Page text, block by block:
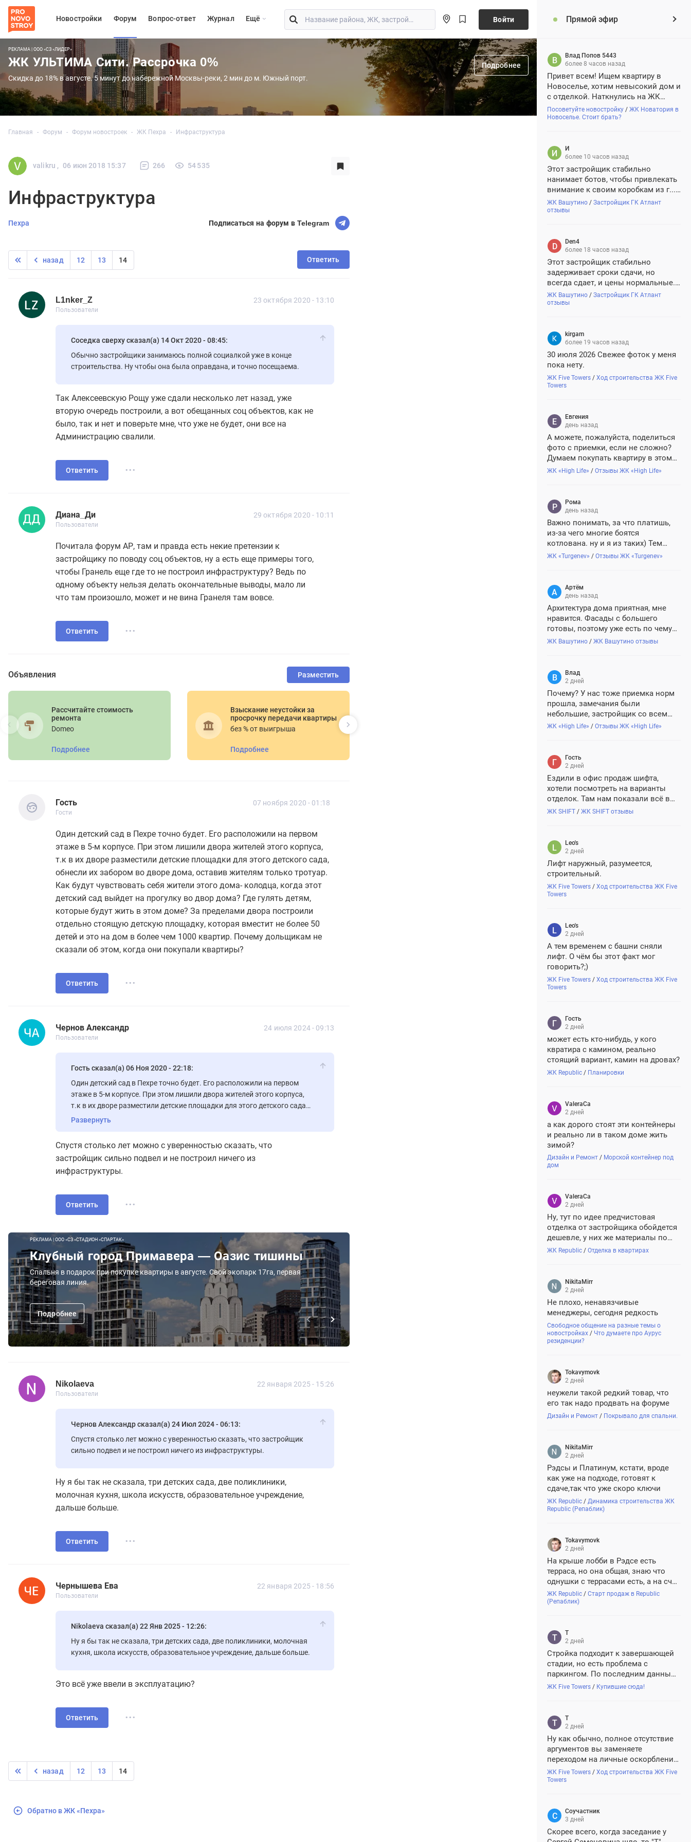
Прямой эфир
Влад Попов 5443
более 8 часов назад
Привет всем! Ищем квартиру в
Новоселье, хотим невысокий дом и
с отделкой. Наткнулись на ЖК
Новатория. Проект симпатичный,
кирпич-монолит, но смущает, что
Как у них со сроками, строят...
Посоветуйте новостройку / ЖК Новатория в
Новоселье. Стоит брать?
И
И
более 10 часов назад
Этот застройщик стабильно
нанимает ботов, чтобы привлекать
внимание к своим коробкам из г...
и палок. Осторожно, не ведитесь
ЖК Вашутино / Застройщик ГК Атлант
отзывы
Den4
более 18 часов назад
Этот застройщик стабильно
задерживает сроки сдачи, но
всегда сдает, и цены нормальные.
Плюс аккредитован во всех
крупных банках. Думаю, все будет
ЖК Вашутино / Застройщик ГК Атлант
отзывы
kirgam
более 19 часов назад
30 июля 2026 Свежее фоток у меня
пока нету.
ЖК Five Towers / Ход строительства ЖК Five
Towers
Евгения
день назад
А можете, пожалуйста, поделиться
фото с приемки, если не сложно?
Думаем покупать квартиру в этом
жк, хочется понимать, с чем
ЖК «High Life» / Отзывы ЖК «High Life»
Рома
день назад
Важно понимать, за что платишь,
из-за чего многие боятся
котлована. ну и я из таких) Тем
более когда за ту же стоимость
что квартиры с отделкой уже
готовые, качественные
натуральные...
ЖК «Turgenev» / Отзывы ЖК «Turgenev»
Артём
день назад
Архитектура дома приятная, мне
нравится. Фасады с большего
готовы, поэтому уже есть по чему
судить. Надеюсь, застройщик не
рендерах все выглядит дорого.
ЖК Вашутино / ЖК Вашутино отзывы
Влад
2 дней
Почему? У нас тоже приемка норм
прошла, замечания были
небольшие, застройщик со всем
согласился. Качество нормальное.
пользователь, странно))
ЖК «High Life» / Отзывы ЖК «High Life»
Гость
2 дней
Ездили в офис продаж шифта,
хотели посмотреть на варианты
отделок. Там нам показали всё в
виртуальном формате, но мы всё
черновом взять. Потом ремонт
сами сделаем, по своему вкусу.
ЖК SHIFT / ЖК SHIFT отзывы
Leo's
2 дней
Лифт наружный, разумеется,
строительный.
ЖК Five Towers / Ход строительства ЖК Five
Towers
Leo's
2 дней
А тем временем с башни сняли
лифт. О чём бы этот факт мог
говорить?;)
ЖК Five Towers / Ход строительства ЖК Five
Towers
Гость
2 дней
может есть кто-нибудь, у кого
квратира с камином, реально
стоящий вариант, камин на дровах?
ЖК Republic / Планировки
ValeraCa
2 дней
а как дорого стоят эти контейнеры
и реально ли в таком доме жить
зимой?
Дизайн и Ремонт / Морской контейнер под
дом
ValeraCa
2 дней
Ну, тут по идее предчистовая
отделка от застройщика обойдется
дешевле, у них же материалы по
оптовым ценам. А при найме
ЖК Republic / Отделка в квартирах
NikitaMirr
2 дней
Не плохо, ненавязчивые
менеджеры, сегодня редкость
Свободное общение на разные темы о
новостройках / Что думаете про Аурус
резиденции?
Tokavymovk
2 дней
неужели такой редкий товар, что
его так надо продвать на форуме
Дизайн и Ремонт / Покрывало для спальни.
NikitaMirr
2 дней
Рэдсы и Платинум, кстати, вроде
как уже на подходе, готовят к
сдаче,так что уже скоро ключи
ЖК Republic / Динамика строительства ЖК
Republic (Репаблик)
Tokavymovk
2 дней
На крыше лобби в Рэдсе есть
терраса, но она общая, знаю что
однушки с террасами есть, а на счет
студий не знаю.
ЖК Republic / Старт продаж в Republic
(Репаблик)
Т
Т
2 дней
Стройка подходит к завершающей
стадии, но есть проблема с
паркингом. По последним данным
Город подписал с застройщиком
первой очереди и с согласованием
последующих. Судя по
всплывавшим документа...
ЖК Five Towers / Купившие сюда!
Т
Т
2 дней
Ну как обычно, полное отсутствие
аргументов вы заменяете
переходом на личные оскорбления.
Классика жанра для местной
секты, ничего нового мы о вас и не
насчет следующих башен. Дальше
ж...
ЖК Five Towers / Ход строительства ЖК Five
Towers
Соучастник
3 дней
Скорее всего, когда заседание у
Новостройки Форум Вопрос-ответ Журнал Eщё Войти
РЕКЛАМА | ООО «СЗ «ЛИДЕР»
ЖК УЛЬТИМА Сити. Рассрочка 0%
Скидка до 18% в августе. 5 минут до набережной Москвы-реки, 2 мин до м. Южный порт.
Подробнее
Главная Форум Форум новостроек ЖК Пехра Инфраструктура
valikru , 06 июн 2018 15:37 266 54 535
Инфраструктура
Пехра Подписаться на форум в Telegram
назад 12 13 14 Ответить
L1nker_Z
L1nker_Z
Пользователи
Пользователь
Пользователи
83 сообщений
23 октября 2020 - 13:10
Соседка сверху сказал(а) 14 Окт 2020 - 08:45:
Обычно застройщики занимаюсь полной социалкой уже в конце
строительства. Ну чтобы она была оправдана, и точно посещаема.
Так Алексеевскую Рощу уже сдали несколько лет назад, уже
вторую очередь построили, а вот обещанных соц объектов, как не
было, так и нет и поверьте мне, что уже не будет, они все на
Администрацию свалили.
Ответить ...
Диана_Ди
Диана_Ди
Пользователи
Новичок
Пользователи
3 сообщений
29 октября 2020 - 10:11
Почитала форум АР, там и правда есть некие претензии к
застройщику по поводу соц объектов, ну а есть еще примеры того,
чтобы Гранель еще где то не построил инфраструктуру? Ведь по
одному объекту нельзя делать окончательные выводы, мало ли
что там произошло, может и не вина Гранеля там вовсе.
Ответить ...
Объявления Разместить
Рассчитайте стоимость
ремонта
Domeo
Подробнее
Взыскание неустойки за
просрочку передачи квартиры
без % от выигрыша
Подробнее
Гость
Гость
Гости
Гости 07 ноября 2020 - 01:18
Один детский сад в Пехре точно будет. Его расположили на первом
этаже в 5-м корпусе. При этом лишили двора жителей этого корпуса,
т.к в их дворе разместили детские площадки для этого детского сада,
обнесли их забором во дворе дома, оставив жителям только тротуар.
Как будут чувствовать себя жители этого дома- колодца, когда этот
детский сад выйдет на прогулку во двор дома? Где гулять детям,
которые будут жить в этом доме? За пределами двора построили
отдельно стоящую детскую площадку, которая вместит не более 50
детей и это на дом в более чем 1000 квартир. Почему дольщикам не
сказали об этом, когда они покупали квартиры?
Ответить ...
Чернов Александр
Чернов Александр
Пользователи
Новичок
Пользователи
11 сообщений
24 июля 2024 - 09:13
Гость сказал(а) 06 Ноя 2020 - 22:18:
Один детский сад в Пехре точно будет. Его расположили на первом
этаже в 5-м корпусе. При этом лишили двора жителей этого корпуса,
т.к в их дворе разместили детские площадки для этого детского сада,
обнесли их забором во дворе дома, оставив жителям только тротуар.
которые будут жить в этом доме? За пределами двора построили
отдельно стоящую детскую площадку, которая вместит не более 50
детей и это на дом в более чем 1000 квартир. Почему дольщикам не
Развернуть
Спустя столько лет можно с уверенностью сказать, что
застройщик сильно подвел и не построил ничего из
инфраструктуры.
Ответить ...
РЕКЛАМА | ООО «СЗ «СТАДИОН «СПАРТАК»
Клубный город Примавера — Оазис тишины
Спальня в подарок при покупке квартиры в августе. Свой экопарк 17га, первая
береговая линия.
Подробнее
Nikolaeva
Nikolaeva
Пользователи
Новичок
Пользователи
16 сообщений
22 января 2025 - 15:26
Чернов Александр сказал(а) 24 Июл 2024 - 06:13:
Спустя столько лет можно с уверенностью сказать, что застройщик
сильно подвел и не построил ничего из инфраструктуры.
Ну я бы так не сказала, три детских сада, две поликлиники,
молочная кухня, школа искусств, образовательное учреждение,
дальше больше.
Ответить ...
Чернышева Ева
Чернышева Ева
Пользователи
Новичок
Пользователи
5 сообщений
22 января 2025 - 18:56
Nikolaeva сказал(а) 22 Янв 2025 - 12:26:
Ну я бы так не сказала, три детских сада, две поликлиники, молочная
кухня, школа искусств, образовательное учреждение, дальше больше.
Это всё уже ввели в эксплуатацию?
Ответить ...
назад 12 13 14
Обратно в ЖК «Пехра»